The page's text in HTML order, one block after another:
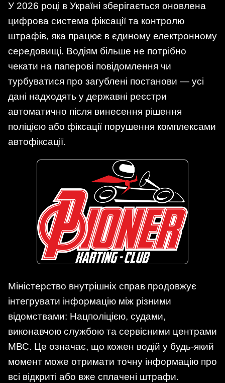
У 2026 році в Україні зберігається оновлена
цифрова система фіксації та контролю
штрафів, яка працює в єдиному електронному
середовищі. Водіям більше не потрібно
чекати на паперові повідомлення чи
турбуватися про загублені постанови — усі
дані надходять у державні реєстри
автоматично після винесення рішення
поліцією або фіксації порушення комплексами
автофіксації.
Міністерство внутрішніх справ продовжує
інтегрувати інформацію між різними
відомствами: Нацполіцією, судами,
виконавчою службою та сервісними центрами
МВС. Це означає, що кожен водій у будь-який
момент може отримати точну інформацію про
всі відкриті або вже сплачені штрафи.